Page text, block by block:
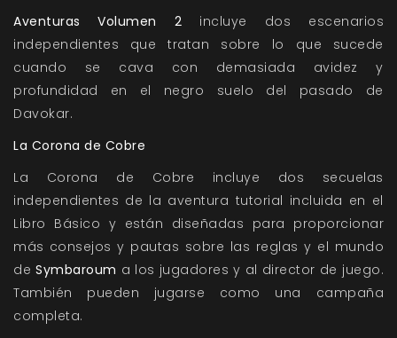
Aventuras Volumen 2 incluye dos escenarios
independientes que tratan sobre lo que sucede
cuando se cava con demasiada avidez y
profundidad en el negro suelo del pasado de
Davokar.
La Corona de Cobre
La Corona de Cobre incluye dos secuelas
independientes de la aventura tutorial incluida en el
Libro Básico y están diseñadas para proporcionar
más consejos y pautas sobre las reglas y el mundo
deSymbaroum a los jugadores y al director de juego.
También pueden jugarse como una campaña
completa.